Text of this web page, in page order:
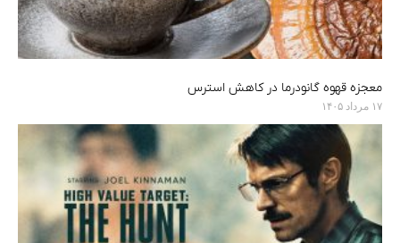
معجزه قهوه گانودرما در کاهش استرس
۱۷ مرداد ۱۴۰۵